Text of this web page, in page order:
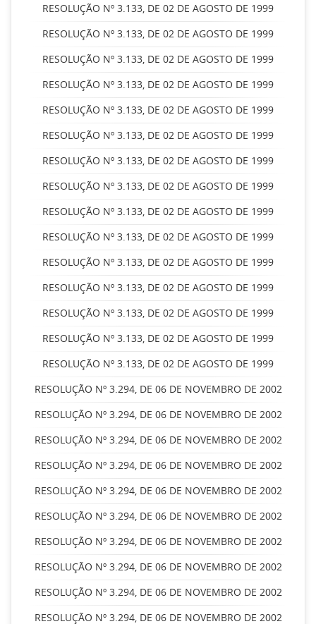
RESOLUÇÃO Nº 3.133, DE 02 DE AGOSTO DE 1999
RESOLUÇÃO Nº 3.133, DE 02 DE AGOSTO DE 1999
RESOLUÇÃO Nº 3.133, DE 02 DE AGOSTO DE 1999
RESOLUÇÃO Nº 3.133, DE 02 DE AGOSTO DE 1999
RESOLUÇÃO Nº 3.133, DE 02 DE AGOSTO DE 1999
RESOLUÇÃO Nº 3.133, DE 02 DE AGOSTO DE 1999
RESOLUÇÃO Nº 3.133, DE 02 DE AGOSTO DE 1999
RESOLUÇÃO Nº 3.133, DE 02 DE AGOSTO DE 1999
RESOLUÇÃO Nº 3.133, DE 02 DE AGOSTO DE 1999
RESOLUÇÃO Nº 3.133, DE 02 DE AGOSTO DE 1999
RESOLUÇÃO Nº 3.133, DE 02 DE AGOSTO DE 1999
RESOLUÇÃO Nº 3.133, DE 02 DE AGOSTO DE 1999
RESOLUÇÃO Nº 3.133, DE 02 DE AGOSTO DE 1999
RESOLUÇÃO Nº 3.133, DE 02 DE AGOSTO DE 1999
RESOLUÇÃO Nº 3.133, DE 02 DE AGOSTO DE 1999
RESOLUÇÃO Nº 3.294, DE 06 DE NOVEMBRO DE 2002
RESOLUÇÃO Nº 3.294, DE 06 DE NOVEMBRO DE 2002
RESOLUÇÃO Nº 3.294, DE 06 DE NOVEMBRO DE 2002
RESOLUÇÃO Nº 3.294, DE 06 DE NOVEMBRO DE 2002
RESOLUÇÃO Nº 3.294, DE 06 DE NOVEMBRO DE 2002
RESOLUÇÃO Nº 3.294, DE 06 DE NOVEMBRO DE 2002
RESOLUÇÃO Nº 3.294, DE 06 DE NOVEMBRO DE 2002
RESOLUÇÃO Nº 3.294, DE 06 DE NOVEMBRO DE 2002
RESOLUÇÃO Nº 3.294, DE 06 DE NOVEMBRO DE 2002
RESOLUÇÃO Nº 3.294, DE 06 DE NOVEMBRO DE 2002